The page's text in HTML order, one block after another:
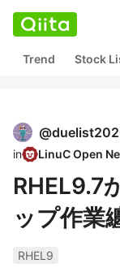
Trend Stock
@
in
RHEL9.7
ップ作業
RHEL9